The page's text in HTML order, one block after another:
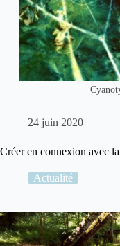
24 juin 2020
Créer en connexion avec
Actualité